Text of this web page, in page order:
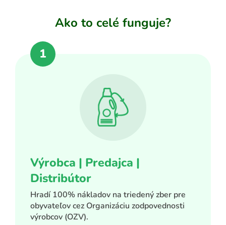
Ako to celé funguje?
Výrobca | Predajca |
Distribútor
Hradí 100% nákladov na triedený zber pre
obyvateľov cez Organizáciu zodpovednosti
výrobcov (OZV).